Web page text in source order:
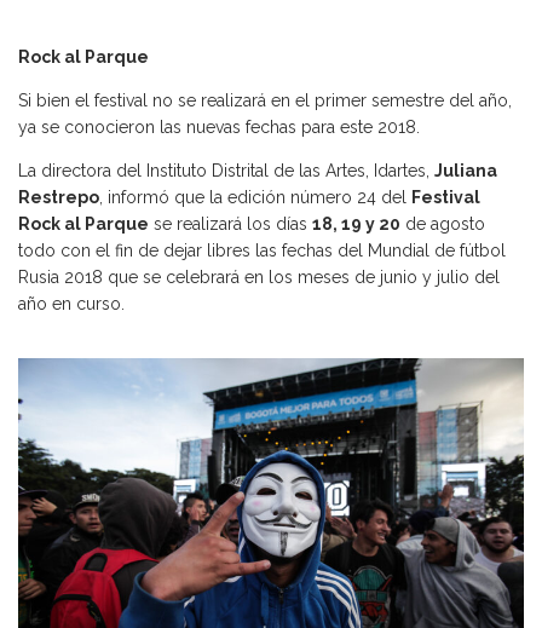
Rock al Parque
Si bien el festival no se realizará en el primer semestre del año,
ya se conocieron las nuevas fechas para este 2018.
La directora del Instituto Distrital de las Artes, Idartes, Juliana
Restrepo , informó que la edición número 24 del
Festival
Rock al Parque se realizará los días 18, 19 y 20 de agosto
todo con el fin de dejar libres las fechas del Mundial de fútbol
Rusia 2018 que se celebrará en los meses de junio y julio del
año en curso.